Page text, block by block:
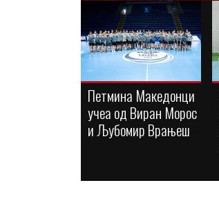
Петмина Македонци
учеа од Виран Морос
и Љубомир Врањеш